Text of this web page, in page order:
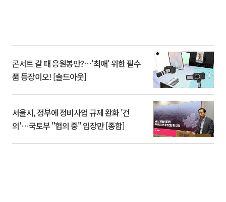
콘서트 갈 때 응원봉만?⋯'최애' 위한 필수
품 등장이오! [솔드아웃]
서울시, 정부에 정비사업 규제 완화 '건
의'⋯국토부 "협의 중" 입장만 [종합]